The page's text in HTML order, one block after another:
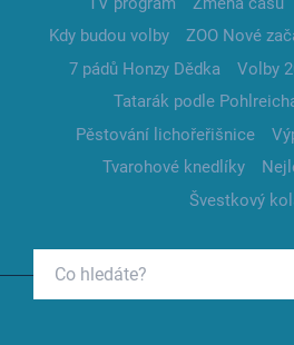
Kdy budou volby
ZOO Nové
7 pádů Honzy Dědka
Volby
Tatarák podle
Pěstování lichořeřišnice
Tvarohové knedlíky
Švestkový